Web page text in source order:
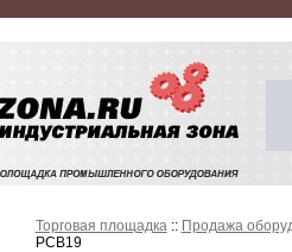
Торговая площадка:: Продажа
РСВ19